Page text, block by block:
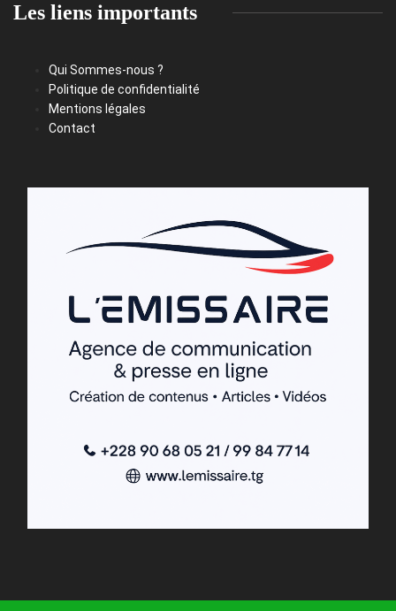
Les liens importants
Qui Sommes-nous ?
Politique de confidentialité
Mentions légales
Contact